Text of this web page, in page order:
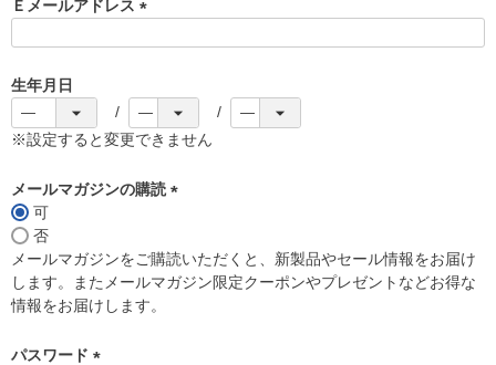
Ｅメールアドレス
)
生年月日
※設定すると変更できません
メールマガジンの購読
須
)
可
否
メールマガジンをご購読いただくと、新製品やセール情報をお届け
します。またメールマガジン限定クーポンやプレゼントなどお得な
情報をお届けします。
パスワード